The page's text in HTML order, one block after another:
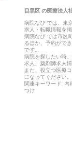
目黒区の医療法人
病院なび では、 東
求人・転職情報を
病院なび では市区
るほか、予約がで
です。
病院を探したい時
求人、薬剤師求人
また、役立つ医療
になってください。
関連キーワード: 内
つけ